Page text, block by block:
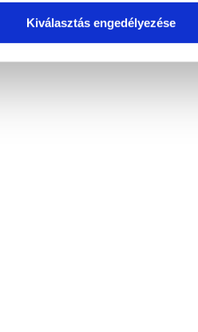
Kiválasztás engedélyezése